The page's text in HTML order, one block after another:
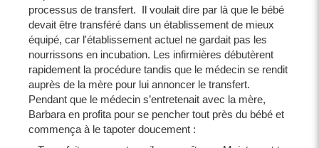
processus de transfert. Il voulait dire par là que le bébé
devait être transféré dans un établissement de mieux
équipé, car l'établissement actuel ne gardait pas les
nourrissons en incubation. Les infirmières débutèrent
rapidement la procédure tandis que le médecin se rendit
auprès de la mère pour lui annoncer le transfert.
Pendant que le médecin s’entretenait avec la mère,
Barbara en profita pour se pencher tout près du bébé et
commença à le tapoter doucement :